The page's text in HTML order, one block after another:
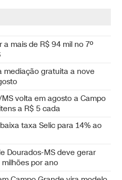
mais de R$ 94 mil no 7º
mediação gratuita a nove
volta em agosto a Campo
a R$ 5 cada
taxa Selic para 14% ao
Dourados-MS deve gerar
por ano